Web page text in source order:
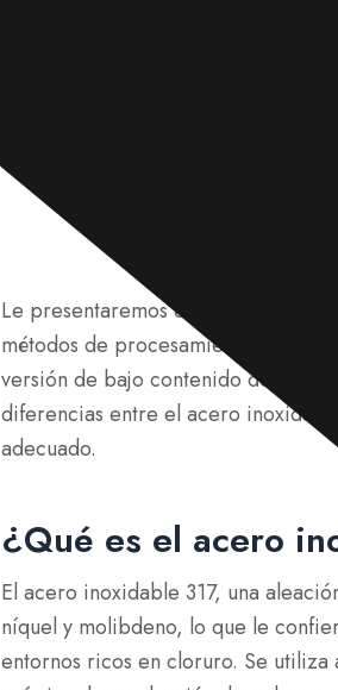
Le presentaremos en detalle la
métodos de procesamiento, las
versión de bajo contenido de
diferencias entre el acero
adecuado.
¿Qué es el acero
El acero inoxidable 317, una
níquel y molibdeno, lo que le
entornos ricos en cloruro. Se utiliza